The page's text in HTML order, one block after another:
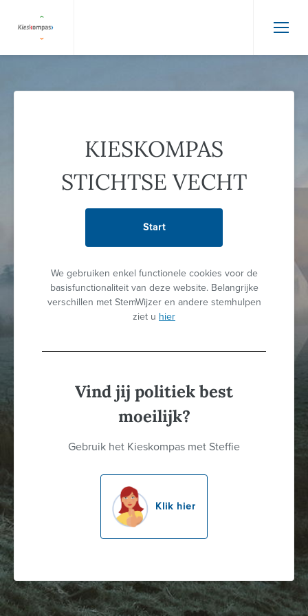
KIESKOMPAS
STICHTSE VECHT
Start
We gebruiken enkel functionele cookies voor de
basisfunctionaliteit van deze website. Belangrijke
verschillen met StemWijzer en andere stemhulpen
ziet u hier
Vind jij politiek best
moeilijk?
Gebruik het Kieskompas met Steffie
Klik hier